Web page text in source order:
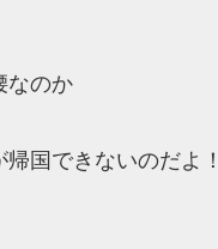
なのか
国できないのだよ！